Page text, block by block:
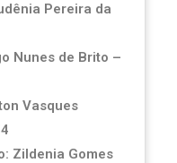
Pereira da
Nunes de Brito –
Vasques
Zildenia Gomes